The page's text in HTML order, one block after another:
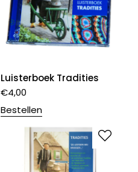
Luisterboek Tradities
€4,00
Bestellen